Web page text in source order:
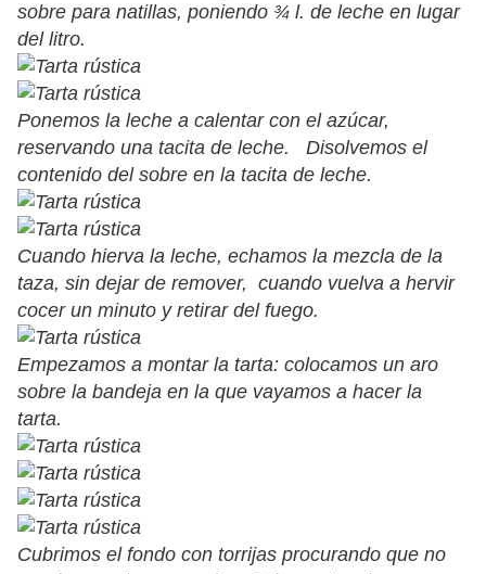
sobre para natillas, poniendo ¾ l. de leche en lugar
del litro.
Ponemos la leche a calentar con el azúcar,
reservando una tacita de leche. Disolvemos el
contenido del sobre en la tacita de leche.
Cuando hierva la leche, echamos la mezcla de la
taza, sin dejar de remover, cuando vuelva a hervir
cocer un minuto y retirar del fuego.
Empezamos a montar la tarta: colocamos un aro
sobre la bandeja en la que vayamos a hacer la
tarta.
Cubrimos el fondo con torrijas procurando que no